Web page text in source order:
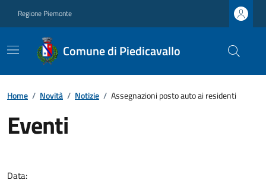
Regione Piemonte
Comune di Piedicavallo
Home / Novità / Notizie / Assegnazioni posto auto ai residenti
Eventi
Data: